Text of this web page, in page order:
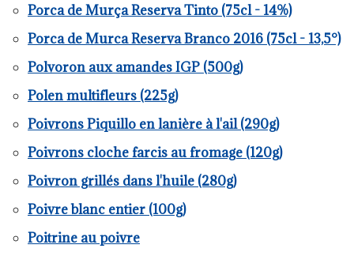
Porca de Murça Reserva Tinto (75cl - 14%)
Porca de Murca Reserva Branco 2016 (75cl - 13,5°)
Polvoron aux amandes IGP (500g)
Polen multifleurs (225g)
Poivrons Piquillo en lanière à l'ail (290g)
Poivrons cloche farcis au fromage (120g)
Poivron grillés dans l'huile (280g)
Poivre blanc entier (100g)
Poitrine au poivre